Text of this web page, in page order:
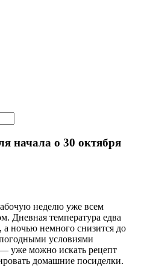
начала о 30 октября
неделю уже всем
Дневная температура едва
а ночью немного снизится до
условиями
уже можно искать рецепт
домашние посиделки.